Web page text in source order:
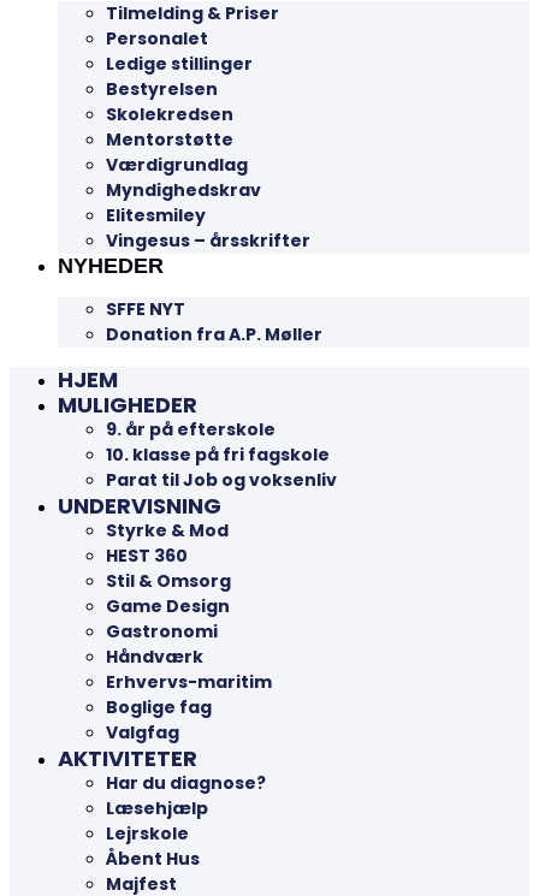
Tilmelding & Priser
Personalet
Ledige stillinger
Bestyrelsen
Skolekredsen
Mentorstøtte
Værdigrundlag
Myndighedskrav
Elitesmiley
Vingesus – årsskrifter
NYHEDER
SFFE NYT
Donation fra A.P. Møller
HJEM
MULIGHEDER
9. år på efterskole
10. klasse på fri fagskole
Parat til Job og voksenliv
UNDERVISNING
Styrke & Mod
HEST 360
Stil & Omsorg
Game Design
Gastronomi
Håndværk
Erhvervs-maritim
Boglige fag
Valgfag
AKTIVITETER
Har du diagnose?
Læsehjælp
Lejrskole
Åbent Hus
Majfest